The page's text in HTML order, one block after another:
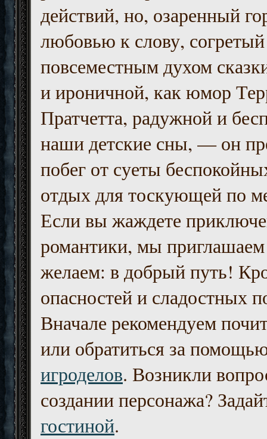
действий, но, озаренный
любовью к слову, согретый
повсеместным духом
и ироничной, как юмор
Пратчетта, радужной и
наши детские сны, — он
побег от суеты
отдых для тоскующей по
Если вы жаждете
романтики, мы приглашаем
желаем: в добрый путь!
опасностей и сладостных
Вначале рекомендуем
или обратиться за
игроделов. Возникли
создании персонажа?
гостиной.